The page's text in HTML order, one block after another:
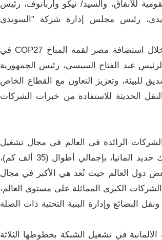
للأنفاق، والسيد/ نيكو واربانوف، رئيس
رئيس مجلس إدارة شركة "السويدى
وأشار رئيس الوزراء، عقب التوقيع، إلى أن توقيع هذا العقد خلال استضافة مصر لقمة المناخ COP27 في
عبد الفتاح السيسي، رئيس الجمهورية
للبيئة، وتعزيز التعاون مع القطاع الخاص
الحديثة للاستفادة من خبرات الشركات
الرائدة فى العالم فى مجال تشغيل
وصيانة السكك الحديدية حيث تقوم بتشغيل جميع خطوط سكك حديد المانيا، بإجمالي أطوال (35 ألف كم)،
دول العالم حيث تُعد هي الأكبر في مجال
الكبرى المماثلة على مستوى العالم،
ونقل البضائع وإدارة البنية التحتية ذات الصلة
في تشغيل الشبكة بخطوطها الثلاثة